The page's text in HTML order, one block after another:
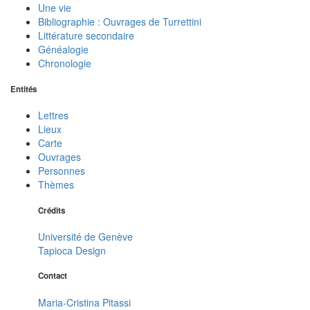
Une vie
Bibliographie : Ouvrages de Turrettini
Littérature secondaire
Généalogie
Chronologie
Entités
Lettres
Lieux
Carte
Ouvrages
Personnes
Thèmes
Crédits
Université de Genève
Tapioca Design
Contact
Maria-Cristina Pitassi